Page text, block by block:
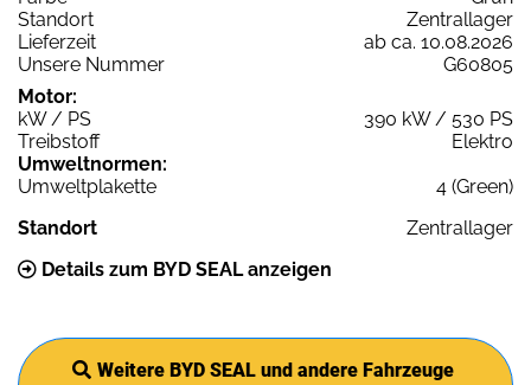
Standort
Zentrallager
Lieferzeit
ab ca. 10.08.2026
Unsere Nummer
G60805
Motor:
kW / PS
390 kW / 530 PS
Treibstoff
Elektro
Umweltnormen:
Umweltplakette
4 (Green)
Standort
Zentrallager
Details zum BYD SEAL anzeigen
Weitere BYD SEAL und andere Fahrzeuge